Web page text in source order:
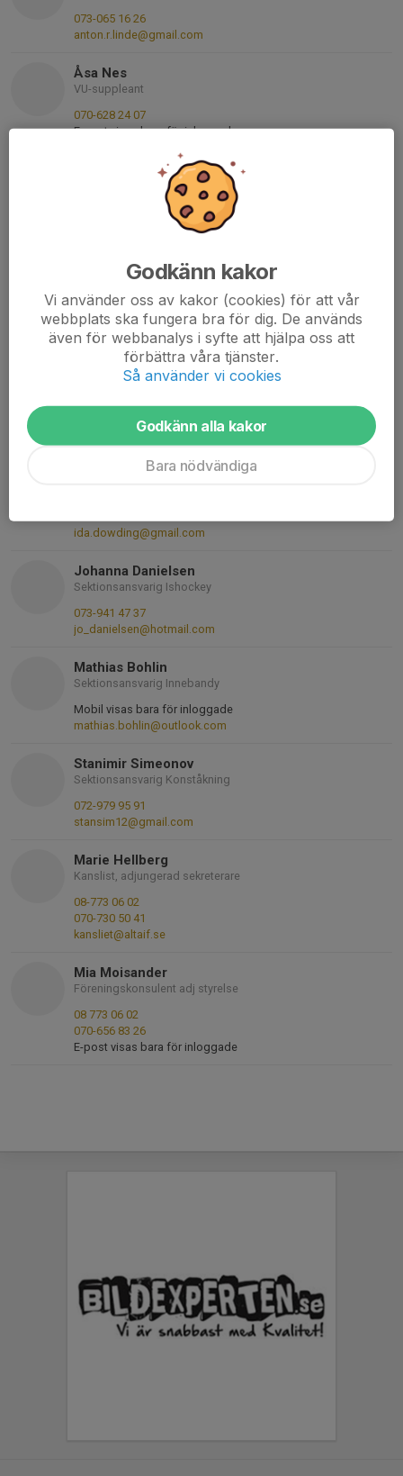
073-065 16 26
anton.r.linde@gmail.com
Åsa Nes
VU-suppleant
070-628 24 07
E-post visas bara för inloggade
Oscar Hammar
Sektionsansvarig Basket
oscarhammar@yahoo.se
Henrik Otterbeck
Suppleant Fotboll
0733628777
073-362 87 77
henrik.otterbeck@snowcap.se
Klara Hedlund
070-738 11 61
Ida Dowding
ida.dowding@gmail.com
Johanna Danielsen
Sektionsansvarig Ishockey
073-941 47 37
jo_danielsen@hotmail.com
Mathias Bohlin
Sektionsansvarig Innebandy
Mobil visas bara för inloggade
mathias.bohlin@outlook.com
Stanimir Simeonov
Sektionsansvarig Konståkning
072-979 95 91
stansim12@gmail.com
Marie Hellberg
Kanslist, adjungerad sekreterare
08-773 06 02
070-730 50 41
kansliet@altaif.se
Mia Moisander
Föreningskonsulent adj styrelse
08 773 06 02
070-656 83 26
E-post visas bara för inloggade
Godkänn kakor
Vi använder oss av kakor (cookies) för att vår
webbplats ska fungera bra för dig. De används
även för webbanalys i syfte att hjälpa oss att
förbättra våra tjänster.
Så använder vi cookies
Godkänn alla kakor
Bara nödvändiga